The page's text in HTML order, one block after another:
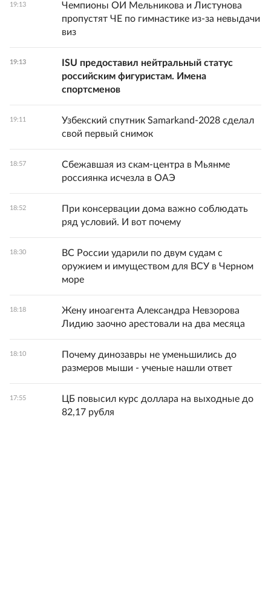
19:13
Чемпионы ОИ Мельникова и Листунова
пропустят ЧЕ по гимнастике из-за невыдачи
виз
19:13
ISU предоставил нейтральный статус
российским фигуристам. Имена
спортсменов
19:11
Узбекский спутник Samarkand-2028 сделал
свой первый снимок
18:57
Сбежавшая из скам-центра в Мьянме
россиянка исчезла в ОАЭ
18:52
При консервации дома важно соблюдать
ряд условий. И вот почему
18:30
ВС России ударили по двум судам с
оружием и имуществом для ВСУ в Черном
море
18:18
Жену иноагента Александра Невзорова
Лидию заочно арестовали на два месяца
18:10
Почему динозавры не уменьшились до
размеров мыши - ученые нашли ответ
17:55
ЦБ повысил курс доллара на выходные до
82,17 рубля